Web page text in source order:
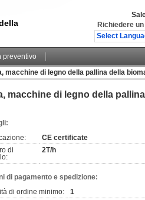
Richiedere
Select
preventivo
macchine di legno della pallina della
macchine di legno della
CE certificate
di
2T/h
di pagamento e spedizione:
di ordine minimo:
1